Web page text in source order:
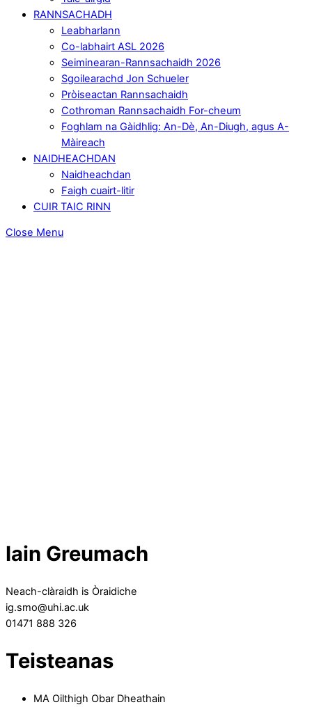
RANNSACHADH
Leabharlann
Co-labhairt ASL 2026
Seiminearan-Rannsachaidh 2026
Sgoilearachd Jon Schueler
Pròiseactan Rannsachaidh
Cothroman Rannsachaidh For-cheum
Foghlam na Gàidhlig: An-Dè, An-Diugh, agus A-
Màireach
NAIDHEACHDAN
Naidheachdan
Faigh cuairt-litir
CUIR TAIC RINN
Close Menu
Iain Greumach
Neach-clàraidh is Òraidiche
ig.smo@uhi.ac.uk
01471 888 326
Teisteanas
MA Oilthigh Obar Dheathain